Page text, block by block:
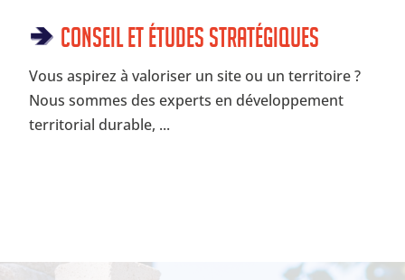
Conseil et Études Stratégiques
Vous aspirez à valoriser un site ou un territoire ?
Nous sommes des experts en développement
territorial durable, ...